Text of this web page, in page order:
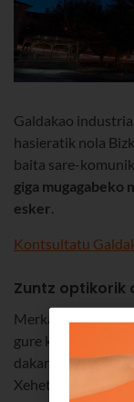
Galdakao
hasieratik nola
baita sare-
giga
esker.
Kontsultatu
Zuntz optikorik
Merkatuko wifirik
gure konexioari
dakarkizun
Xehetasunak nahi